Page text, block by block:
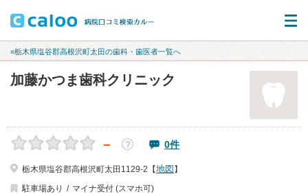
«栃木県塩谷郡高根沢町太田の歯科・歯医者一覧へ
加藤かつま歯科クリニック
－ ？ 0件
栃木県塩谷郡高根沢町太田1129-2【地図 】
駐車場あり
マイナ受付 (スマホ可)